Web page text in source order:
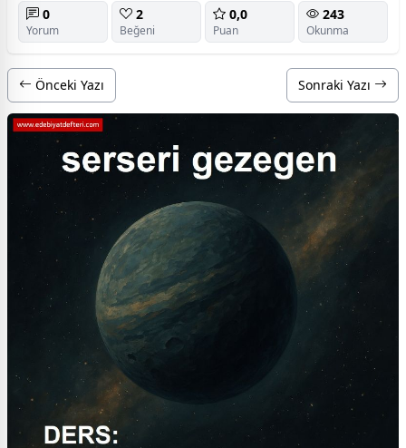
0
Yorum
2
Beğeni
0,0
Puan
243
Okunma
Önceki Yazı Sonraki Yazı